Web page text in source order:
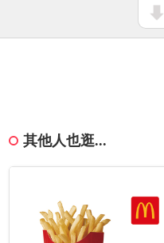
其他人也逛...